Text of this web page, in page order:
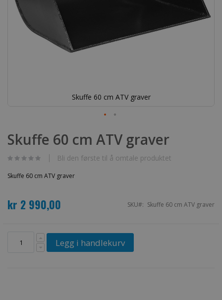
Skuffe 60 cm ATV graver
til
begynnelsen
bildegalleri
Skuffe 60 cm ATV graver
Bli den første til å omtale produktet
Skuffe 60 cm ATV graver
kr 2 990,00 SKU Skuffe 60 cm ATV graver
Legg i handlekurv